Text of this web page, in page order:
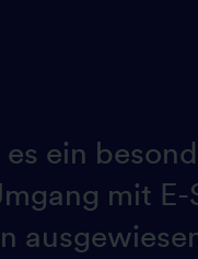
ein
mit